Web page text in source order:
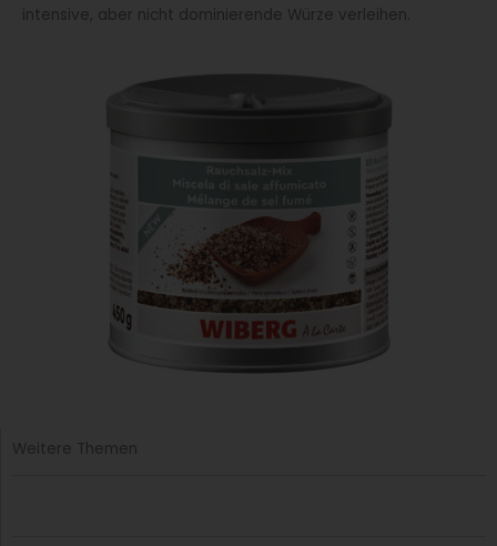
intensive, aber nicht dominierende Würze verleihen.
Weitere Themen